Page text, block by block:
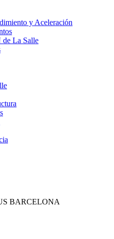
y Aceleración
La Salle
BARCELONA